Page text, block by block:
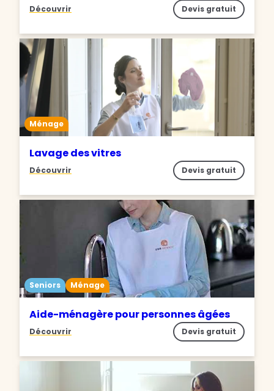
Découvrir Devis gratuit
Ménage
Lavage des vitres
Découvrir Devis gratuit
Seniors Ménage
Aide-ménagère pour personnes âgées
Découvrir Devis gratuit